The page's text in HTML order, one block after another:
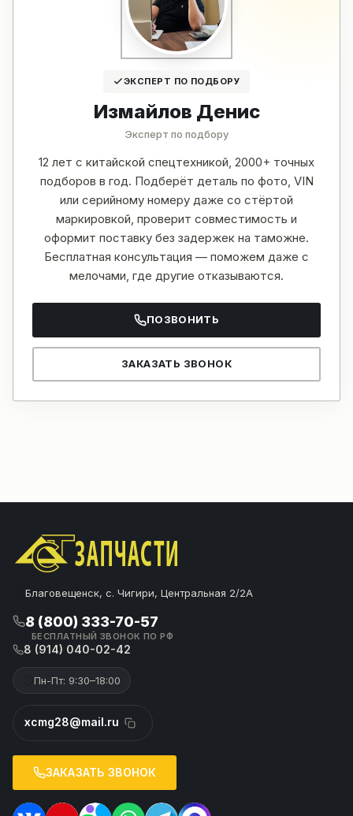
ЭКСПЕРТ ПО ПОДБОРУ
Измайлов Денис
Эксперт по подбору
12 лет с китайской спецтехникой, 2000+ точных
подборов в год. Подберёт деталь по фото, VIN
или серийному номеру даже со стёртой
маркировкой, проверит совместимость и
оформит поставку без задержек на таможне.
Бесплатная консультация — поможем даже с
мелочами, где другие отказываются.
ПОЗВОНИТЬ
ЗАКАЗАТЬ ЗВОНОК
Благовещенск, с. Чигири, Центральная 2/2А
8 (800) 333-70-57
БЕСПЛАТНЫЙ ЗВОНОК ПО РФ
8 (914) 040-02-42
Пн-Пт: 9:30–18:00
xcmg28@mail.ru
ЗАКАЗАТЬ ЗВОНОК